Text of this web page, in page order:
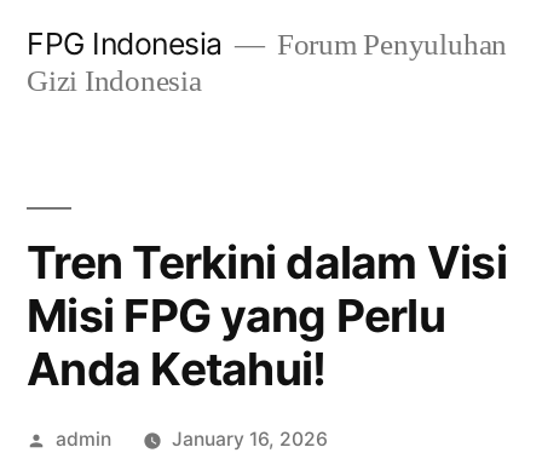
FPG Indonesia
Forum Penyuluhan
Gizi Indonesia
Tren Terkini dalam Visi
Misi FPG yang Perlu
Anda Ketahui!
Posted
admin January 16, 2026